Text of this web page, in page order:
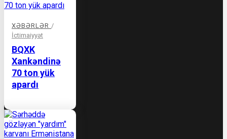
XƏBƏRLƏR /
İctimaiyyət
BQXK
Xankəndinə
70 ton yük
apardı